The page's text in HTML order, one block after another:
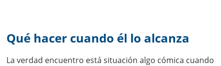
Qué hacer cuando él lo alcanza
La verdad encuentro está situación algo cómica cuando